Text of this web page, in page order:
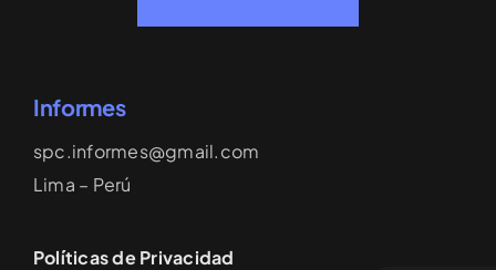
Informes
spc.informes@gmail.com
Lima – Perú
Políticas de Privacidad